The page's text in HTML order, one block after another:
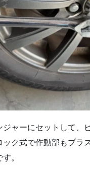
ャーにセットして、
ク式で作動部もプラ
。